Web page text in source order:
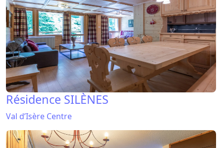
Résidence SILÈNES
Val d’Isère Centre